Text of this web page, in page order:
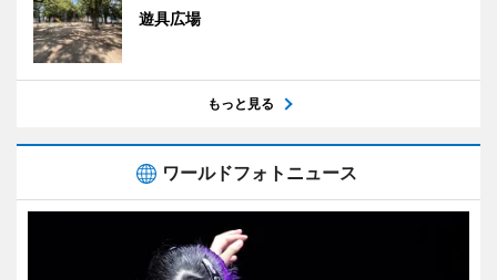
遊具広場
もっと見る
ワールドフォトニュース